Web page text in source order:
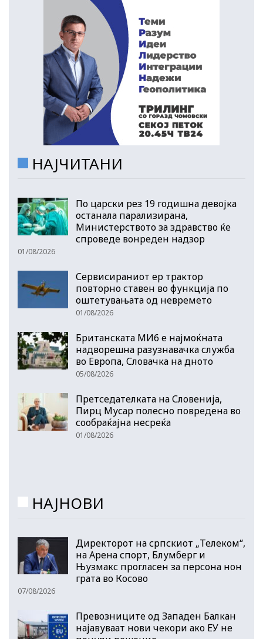
НАЈЧИТАНИ
По царски рез 19 годишна девојка
останала парализирана,
Министерството за здравство ќе
спроведе вонреден надзор
01/08/2026
Сервисираниот ер трактор
повторно ставен во функција по
оштетувањата од невремето
01/08/2026
Британската МИ6 е најмоќната
надворешна разузнавачка служба
во Европа, Словачка на дното
05/08/2026
Претседателката на Словенија,
Пирц Мусар полесно повредена во
сообраќајна несреќа
01/08/2026
НАЈНОВИ
Директорот на српскиот „Телеком“,
на Арена спорт, Блумберг и
Њузмакс прогласен за персона нон
грата во Косово
07/08/2026
Превозниците од Западен Балкан
најавуваат нови чекори ако ЕУ не